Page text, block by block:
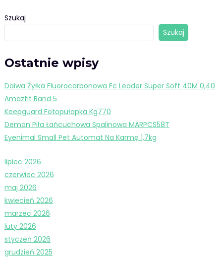
Szukaj
Szukaj
Ostatnie wpisy
Daiwa Żyłka Fluorocarbonowa Fc Leader Super Soft 40M 0,40
Amazfit Band 5
Keepguard Fotopułapka Kg770
Demon Piła Łańcuchowa Spalinowa MARPCS58T
Eyenimal Small Pet Automat Na Karmę 1,7kg
lipiec 2026
czerwiec 2026
maj 2026
kwiecień 2026
marzec 2026
luty 2026
styczeń 2026
grudzień 2025